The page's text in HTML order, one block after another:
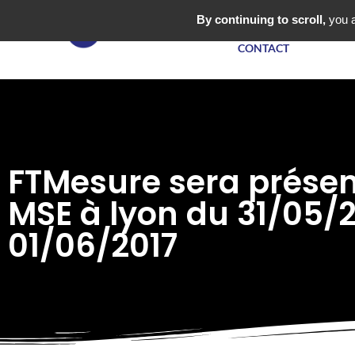
NOS PRODUITS
CONTACT
FTMesure sera
MSE à lyon du 31/05/
01/06/2017
By continuing to scroll,you